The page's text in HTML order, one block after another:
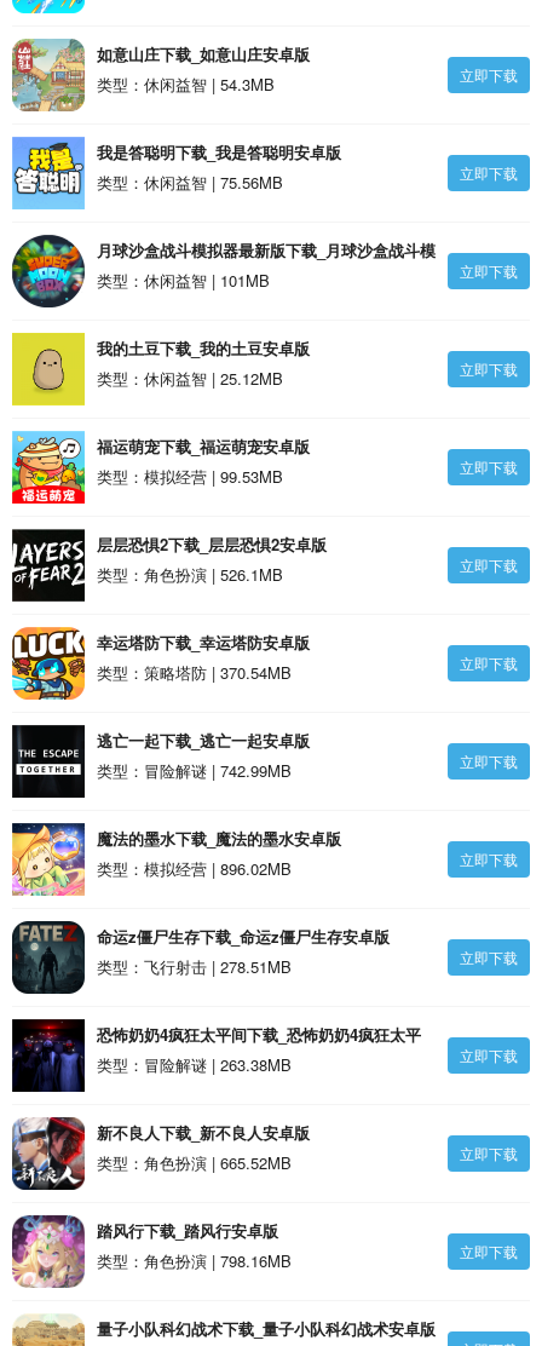
如意山庄下载_如意山庄安卓版
类型：休闲益智 | 54.3MB
立即下载
我是答聪明下载_我是答聪明安卓版
类型：休闲益智 | 75.56MB
立即下载
月球沙盒战斗模拟器最新版下载_月球沙盒战斗模
拟器最新版安卓版
类型：休闲益智 | 101MB 立即下载
我的土豆下载_我的土豆安卓版
类型：休闲益智 | 25.12MB
立即下载
福运萌宠下载_福运萌宠安卓版
类型：模拟经营 | 99.53MB
立即下载
层层恐惧2下载_层层恐惧2安卓版
类型：角色扮演 | 526.1MB
立即下载
幸运塔防下载_幸运塔防安卓版
类型：策略塔防 | 370.54MB
立即下载
逃亡一起下载_逃亡一起安卓版
类型：冒险解谜 | 742.99MB
立即下载
魔法的墨水下载_魔法的墨水安卓版
类型：模拟经营 | 896.02MB
立即下载
命运z僵尸生存下载_命运z僵尸生存安卓版
类型：飞行射击 | 278.51MB
立即下载
恐怖奶奶4疯狂太平间下载_恐怖奶奶4疯狂太平
间安卓版
类型：冒险解谜 | 263.38MB 立即下载
新不良人下载_新不良人安卓版
类型：角色扮演 | 665.52MB
立即下载
踏风行下载_踏风行安卓版
类型：角色扮演 | 798.16MB
立即下载
量子小队科幻战术下载_量子小队科幻战术安卓版